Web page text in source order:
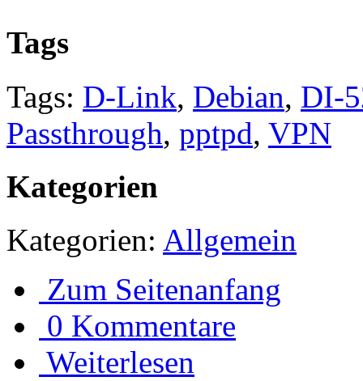
Tags
Tags: D-Link, Debian, DI-
Passthrough, pptpd, VPN
Kategorien
Kategorien: Allgemein
Zum Seitenanfang
0 Kommentare
Weiterlesen